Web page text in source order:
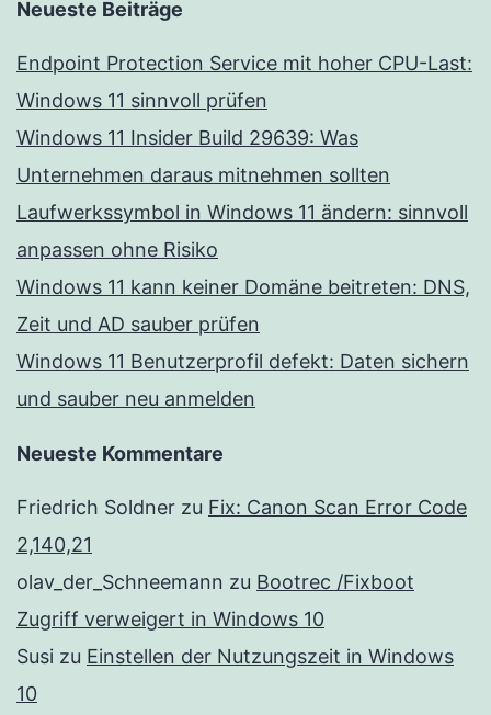
Neueste Beiträge
Endpoint Protection Service mit hoher CPU-Last:
Windows 11 sinnvoll prüfen
Windows 11 Insider Build 29639: Was
Unternehmen daraus mitnehmen sollten
Laufwerkssymbol in Windows 11 ändern: sinnvoll
anpassen ohne Risiko
Windows 11 kann keiner Domäne beitreten: DNS,
Zeit und AD sauber prüfen
Windows 11 Benutzerprofil defekt: Daten sichern
und sauber neu anmelden
Neueste Kommentare
Friedrich Soldner zu Fix: Canon Scan Error Code
2,140,21
olav_der_Schneemann zu Bootrec /Fixboot
Zugriff verweigert in Windows 10
Susi zu Einstellen der Nutzungszeit in Windows
10